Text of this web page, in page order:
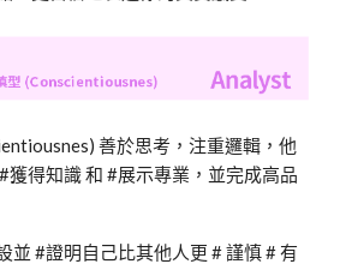
善於思考，注重邏輯，他
獲得知識 和 #展示專業，並完成高品
並 #證明自己比其他人更 # 謹慎 # 有